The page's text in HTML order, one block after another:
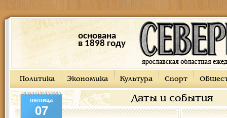
основана
в 1898 году
Политика Экономика Культура Спорт
Даты и события
пятница
07